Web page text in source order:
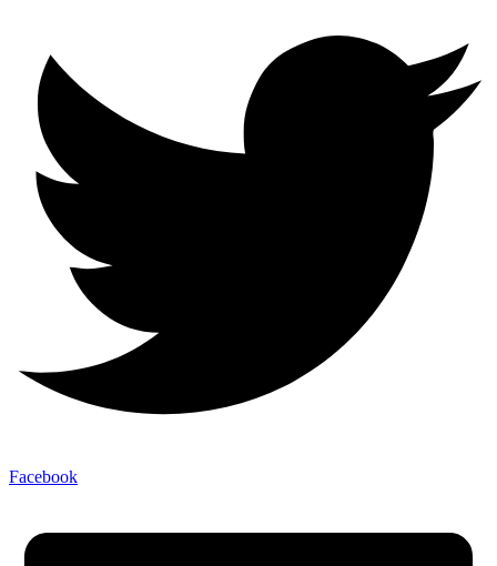
Facebook